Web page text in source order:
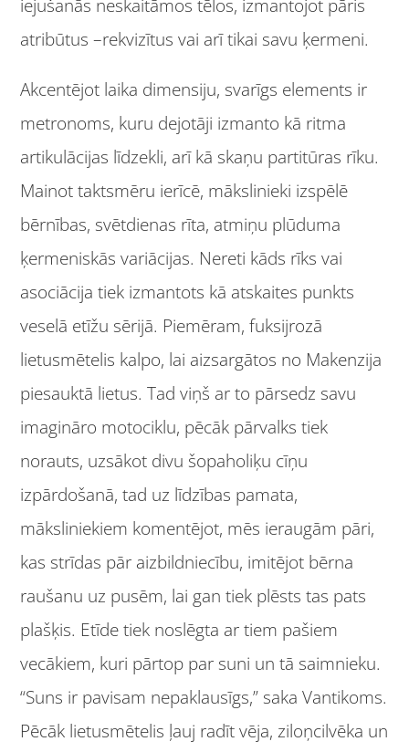
iejušanās neskaitāmos tēlos, izmantojot pāris
atribūtus –rekvizītus vai arī tikai savu ķermeni.
Akcentējot laika dimensiju, svarīgs elements ir
metronoms, kuru dejotāji izmanto kā ritma
artikulācijas līdzekli, arī kā skaņu partitūras rīku.
Mainot taktsmēru ierīcē, mākslinieki izspēlē
bērnības, svētdienas rīta, atmiņu plūduma
ķermeniskās variācijas. Nereti kāds rīks vai
asociācija tiek izmantots kā atskaites punkts
veselā etīžu sērijā. Piemēram, fuksijrozā
lietusmētelis kalpo, lai aizsargātos no Makenzija
piesauktā lietus. Tad viņš ar to pārsedz savu
imagināro motociklu, pēcāk pārvalks tiek
norauts, uzsākot divu šopaholiķu cīņu
izpārdošanā, tad uz līdzības pamata,
māksliniekiem komentējot, mēs ieraugām pāri,
kas strīdas pār aizbildniecību, imitējot bērna
raušanu uz pusēm, lai gan tiek plēsts tas pats
plašķis. Etīde tiek noslēgta ar tiem pašiem
vecākiem, kuri pārtop par suni un tā saimnieku.
“Suns ir pavisam nepaklausīgs,” saka Vantikoms.
Pēcāk lietusmētelis ļauj radīt vēja, ziloņcilvēka un